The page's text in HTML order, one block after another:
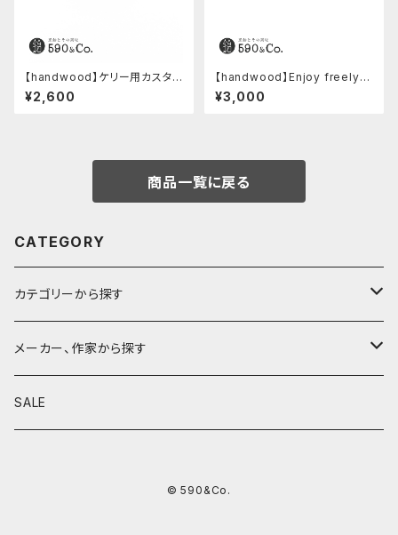
【handwood】ケリー用カスタム
後軸 (真鍮)
¥2,600
【handwood】Enjoy freely
後軸 (超超ジュラルミン)
¥3,000
商品一覧に戻る
CATEGORY
カテゴリーから探す
鉛筆
鉛筆補助軸
メーカー、作家から探す
590&Co.
SALE
© 590&Co.